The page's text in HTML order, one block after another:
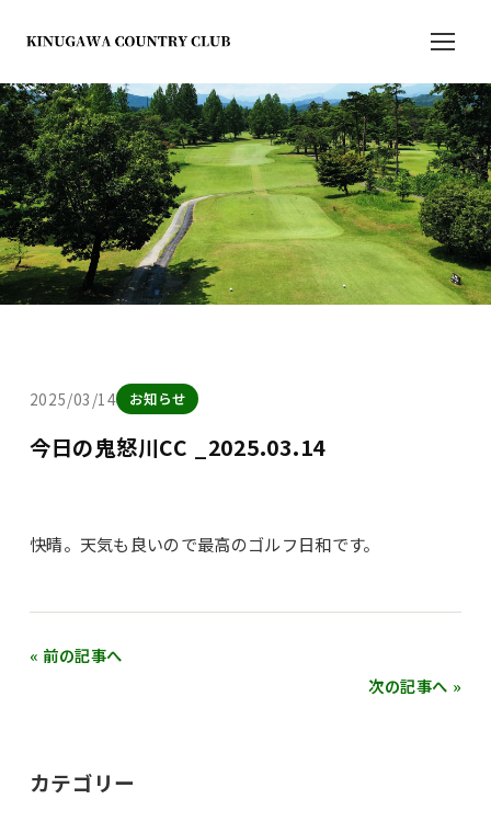
2025/03/14 お知らせ
今日の鬼怒川CC _2025.03.14
快晴。天気も良いので最高のゴルフ日和です。
« 前の記事へ
次の記事へ »
カテゴリー